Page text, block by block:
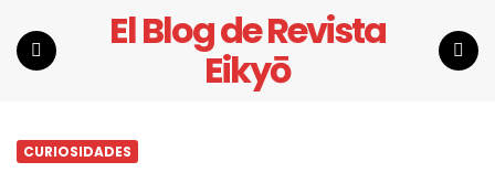
El Blog de Revista
Eikyō
CURIOSIDADES